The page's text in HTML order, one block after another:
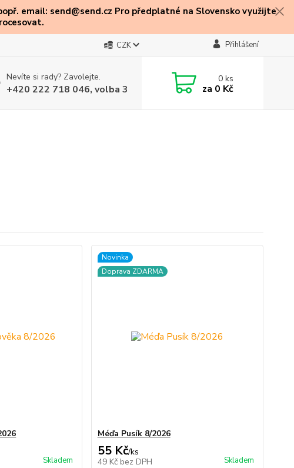
email: send@send.cz Pro předplatné na Slovensko využijte
CZK Přihlášení
Nevíte si rady? Zavolejte.
+420 222 718 046, volba 3
0ks
za 0 Kč
Skladem
Novinka
Doprava ZDARMA
Méďa Pusík 8/2026
55 Kč/ks
49 Kč bez DPH Skladem